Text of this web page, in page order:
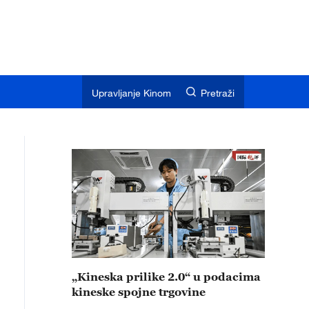
Upravljanje Kinom Pretraži
„Kineska prilike 2.0“ u podacima
kineske spojne trgovine